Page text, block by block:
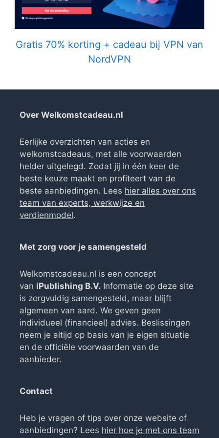
Gratis 70% korting + cadeau bij VPN van
NordVPN
Over Welkomstcadeau.nl
Eerlijke overzichten van acties en
welkomstcadeaus, met alle voorwaarden
helder uitgelegd. Zodat jij in één keer de
beste keuze maakt en profiteert van de
beste aanbiedingen. Lees hier alles over ons
team van experts, werkwijze en
verdienmodel.
Met zorg voor je samengesteld
Welkomstcadeau.nl is een concept
van iPublishing B.V. Informatie op deze site
is zorgvuldig samengesteld, maar blijft
algemeen van aard. We geven geen
individueel (financieel) advies. Beslissingen
neem je altijd op basis van je eigen situatie
en de officiële voorwaarden van de
aanbieder.
Contact
Heb je vragen of tips over onze website of
aanbiedingen? Lees hier hoe je met ons team